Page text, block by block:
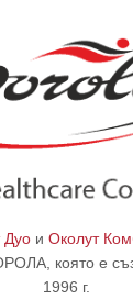
Дуо и Околут
, която е
1996 г.